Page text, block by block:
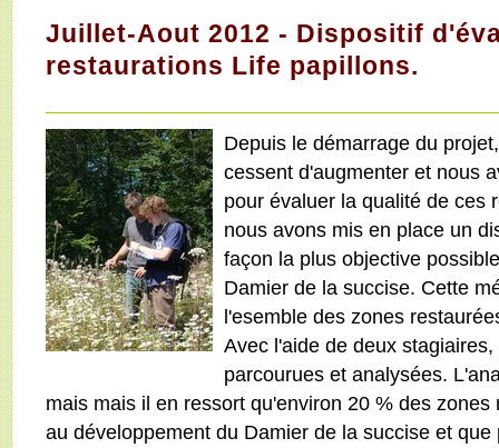
Juillet-Aout 2012 - Dispositif
restaurations Life papillons.
Depuis le démarrage du
cessent d'augmenter et nous
pour évaluer la qualité de ces
nous avons mis en place un
façon la plus objective
Damier de la succise. Cette
l'esemble des zones
Avec l'aide de deux
parcourues et analysées.
mais mais il en ressort qu'environ 20 % des
au développement du Damier de la succise et